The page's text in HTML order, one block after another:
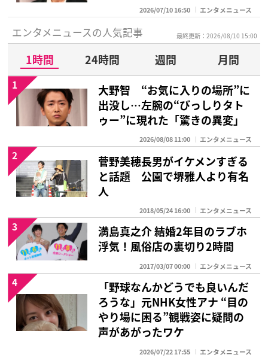
2026/07/10 16:50 エンタメニュース
エンタメニュースの人気記事 最終更新：2026/08/10 15:00
1時間 24時間 週間
月間
大野智 “お気に入りの場所”に
出没し…左腕の“びっしりタト
ゥー”に現れた「驚きの異変」
2026/08/08 11:00 エンタメニュース
1
菅野美穂長男がイケメンすぎる
と話題 公園で堺雅人より有名
人
2018/05/24 16:00 エンタメニュース
2
満島真之介 結婚2年目のラブホ
浮気！風俗店の裏切り2時間
2017/03/07 00:00 エンタメニュース
3
「野球なんかどうでも良いんだ
ろうな」元NHK女性アナ “目の
やり場に困る”観戦姿に疑問の
声があがったワケ
2026/07/22 17:55 エンタメニュース
4